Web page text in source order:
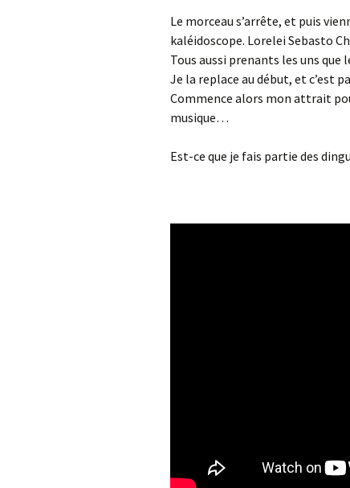
Le morceau s’arrête, et puis
kaléidoscope. Lorelei Sebasto
Tous aussi prenants les uns que
Je la replace au début, et c’est
Commence alors mon attrait
musique…
Est-ce que je fais partie des